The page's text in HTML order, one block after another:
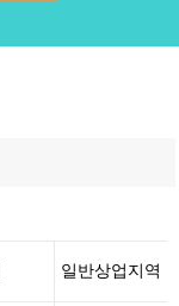
일반상업지역